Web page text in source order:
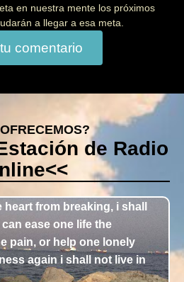
en nuestra mente los próximos
a llegar a esa meta.
comentario
de Radio
from breaking, i shall
ease one life the
pain, or help one lonely
again i shall not live in